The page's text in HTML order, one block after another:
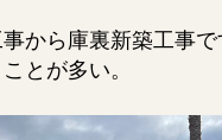
から庫裏新築工事で
とが多い。